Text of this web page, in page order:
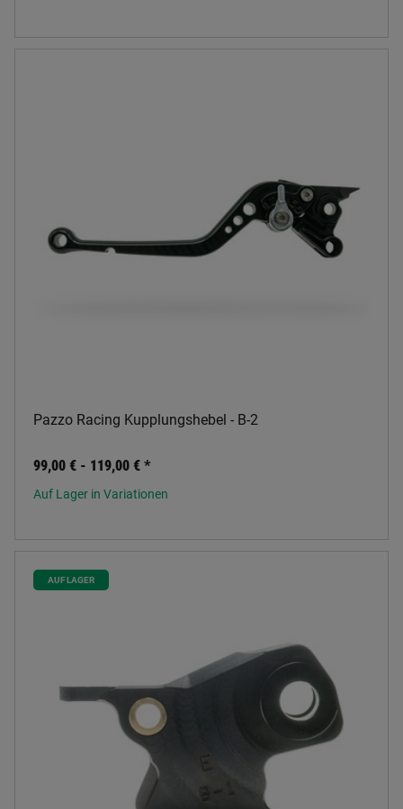
Pazzo Racing Kupplungshebel - B-2
99,00 € - 119,00 € *
Auf Lager in Variationen
AUF LAGER